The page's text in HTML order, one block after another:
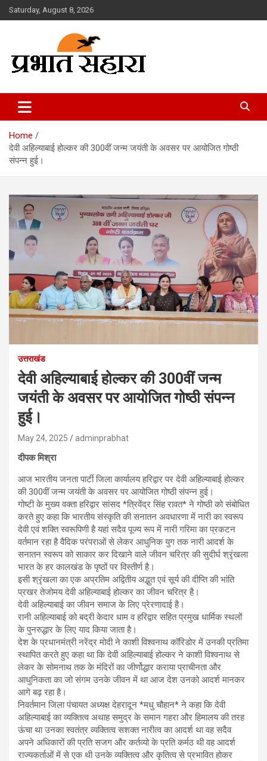
Skip
to
Saturday, August 8, 2026
Prabhat Sahara
Home
देवी अहिल्याबाई होल्कर की 300वीं जन्म जयंती के अवसर पर आयोजित गोष्ठी
संपन्न हुई।
उत्तराखंड
देवी अहिल्याबाई होल्कर की 300वीं जन्म
जयंती के अवसर पर आयोजित गोष्ठी संपन्न
हुई।
May 24, 2025 adminprabhat
दीपक मिश्रा
आज भारतीय जनता पार्टी जिला कार्यालय हरिद्वार पर देवी अहिल्याबाई होल्कर
की 300वीं जन्म जयंती के अवसर पर आयोजित गोष्ठी संपन्न हुई।
गोष्टी के मुख्य वक्ता हरिद्वार सांसद *त्रिवेंद्र सिंह रावत* ने गोष्ठी को संबोधित
करते हुए कहा कि भारतीय संस्कृति की सनातन अवधारणा में नारी का स्वरूप
देवी एवं शक्ति स्वरूपिणी है यहां सदैव पूज्य रूप में नारी गरिमा का प्रकटन
वर्तमान रहा है वैदिक परंपराओं से लेकर आधुनिक युग तक नारी आदर्श के
सनातन स्वरूप को साकार कर दिखाने वाले जीवन चरित्र की सुदीर्घ श्रृंखला
भारत के हर कालखंड के पृष्ठों पर विस्तीर्ण है।
इसी श्रृंखला का एक अप्रतिम अद्वितीय अद्भुत एवं सूर्य की दीप्ति की भांति
प्रखर तेजोमय देवी अहिल्याबाई होल्कर का जीवन चरित्र है।
देवी अहिल्याबाई का जीवन समाज के लिए प्रेरणादाई है।
रानी अहिल्याबाई को बद्री केदार धाम व हरिद्वार सहित प्रमुख धार्मिक स्थलों
के पुनरुद्धार के लिए याद किया जाता है।
देश के प्रधानमंत्री नरेंद्र मोदी ने काशी विश्वनाथ कॉरिडोर में उनकी प्रतिमा
स्थापित करते हुए कहा था कि देवी अहिल्याबाई होल्कर ने काशी विश्वनाथ से
लेकर के सोमनाथ तक के मंदिरों का जीर्णोद्धार कराया प्राचीनता और
आधुनिकता का जो संगम उनके जीवन में था आज देश उनको आदर्श मानकर
आगे बढ़ रहा है।
निवर्तमान जिला पंचायत अध्यक्ष देहरादून *मधु चौहान* ने कहा कि देवी
अहिल्याबाई का व्यक्तित्व अथाह समुद्र के समान गहरा और हिमालय की तरह
ऊंचा था उनका स्वतंत्र व्यक्तित्व सशक्त नारीत्व का आदर्श था वह सदैव
अपने अधिकारों की प्रति सजग और कर्तव्यो के प्रति कर्मठ थी वह आदर्श
राज्यकर्ताओं में से एक थी उनके व्यक्तित्व और कृतित्व से प्रभावित होकर